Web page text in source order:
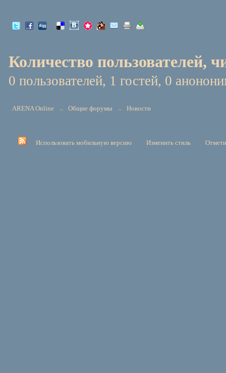
Количество пользователей,
0 пользователей, 1 гостей, 0
ARENA Online → Общие форумы → Новости
Использовать мобильную версию Изменить стиль